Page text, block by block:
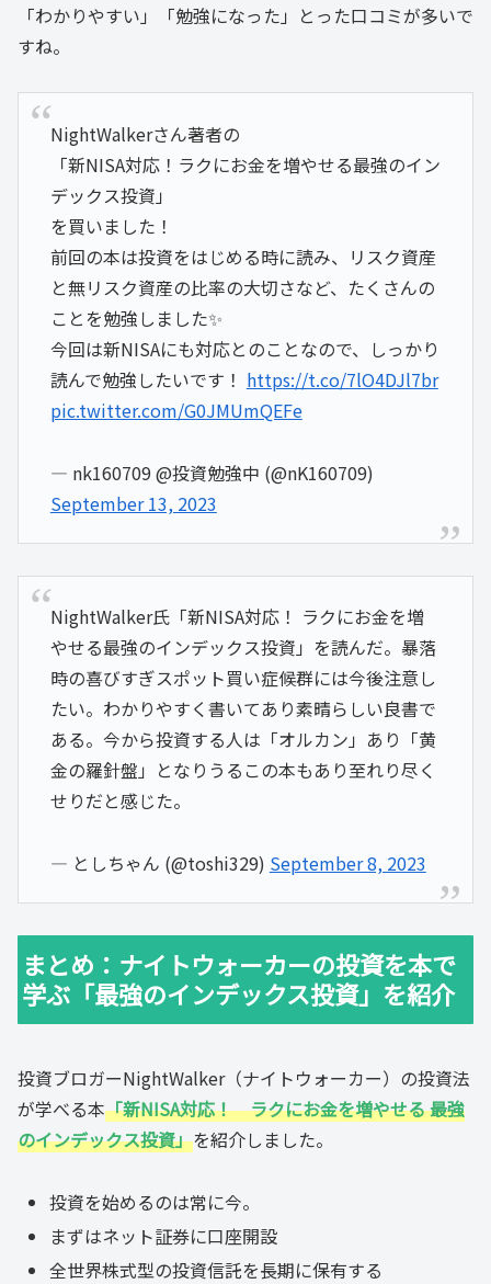
「わかりやすい」「勉強になった」とった口コミが多いで
すね。
NightWalkerさん著者の
「新NISA対応！ラクにお金を増やせる最強のイン
デックス投資」
を買いました！
前回の本は投資をはじめる時に読み、リスク資産
と無リスク資産の比率の大切さなど、たくさんの
ことを勉強しました✨
今回は新NISAにも対応とのことなので、しっかり
読んで勉強したいです！ https://t.co/7lO4DJl7br
pic.twitter.com/G0JMUmQEFe
— nk160709 @投資勉強中 (@nK160709)
September 13, 2023
NightWalker氏「新NISA対応！ ラクにお金を増
やせる最強のインデックス投資」を読んだ。暴落
時の喜びすぎスポット買い症候群には今後注意し
たい。わかりやすく書いてあり素晴らしい良書で
ある。今から投資する人は「オルカン」あり「黄
金の羅針盤」となりうるこの本もあり至れり尽く
せりだと感じた。
— としちゃん (@toshi329) September 8, 2023
まとめ：ナイトウォーカーの投資を本で
学ぶ「最強のインデックス投資」を紹介
投資ブロガーNightWalker（ナイトウォーカー）の投資法
が学べる本「新NISA対応！ ラクにお金を増やせる 最強
のインデックス投資」を紹介しました。
投資を始めるのは常に今。
まずはネット証券に口座開設
全世界株式型の投資信託を長期に保有する